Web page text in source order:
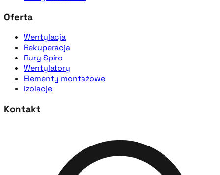
Oferta
Wentylacja
Rekuperacja
Rury Spiro
Wentylatory
Elementy montażowe
Izolacje
Kontakt